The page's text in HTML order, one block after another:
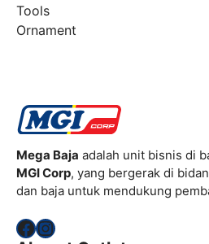
Tools
Ornament
Mega Baja adalah unit bisnis di
MGI Corp, yang bergerak di
dan baja untuk mendukung
Facebook
Instagram